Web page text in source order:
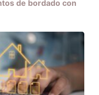
de bordado con